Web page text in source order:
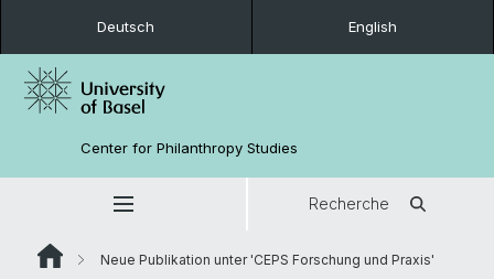
Deutsch English
Center for Philanthropy Studies
Recherche
Neue Publikation unter 'CEPS Forschung und Praxis'